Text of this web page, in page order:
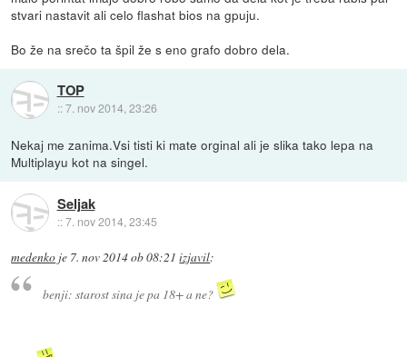
stvari nastavit ali celo flashat bios na gpuju.
Bo že na srečo ta špil že s eno grafo dobro dela.
TOP
::7. nov 2014, 23:26
Nekaj me zanima.Vsi tisti ki mate orginal ali je slika tako lepa na
Multiplayu kot na singel.
Seljak
::7. nov 2014, 23:45
medenko je 7. nov 2014 ob 08:21 izjavil:
benji: starost sina je pa 18+ a ne?